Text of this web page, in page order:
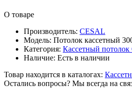
О товаре
Производитель: CESAL
Модель: Потолок кассетный
Категория: Кассетный потолок
Наличие: Есть в наличии
Товар находится в каталогах:
Остались вопросы? Мы всегда на